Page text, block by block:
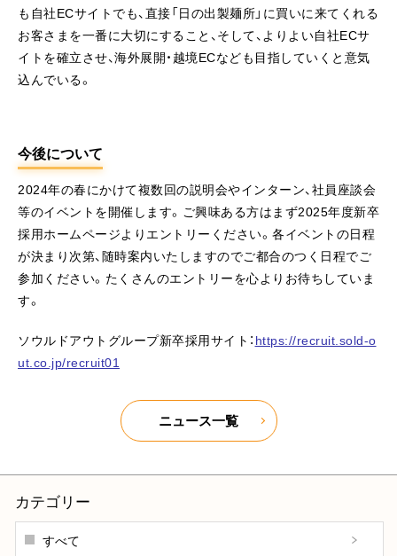
も自社ECサイトでも、直接「日の出製麺所」に買いに来てくれる
お客さまを一番に大切にすること、そして、よりよい自社ECサ
イトを確立させ、海外展開・越境ECなども目指していくと意気
込んでいる。
今後について
2024年の春にかけて複数回の説明会やインターン、社員座談会
等のイベントを開催します。ご興味ある方はまず2025年度新卒
採用ホームページよりエントリーください。各イベントの日程
が決まり次第、随時案内いたしますのでご都合のつく日程でご
参加ください。たくさんのエントリーを心よりお待ちしていま
す。
ソウルドアウトグループ新卒採用サイト： https://recruit.sold-o
ut.co.jp/recruit01
ニュース一覧
カテゴリー
すべて